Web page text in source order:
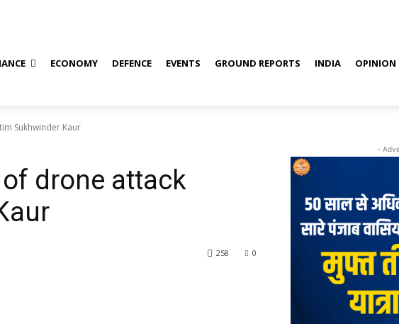
ECONOMY DEFENCE EVENTS GROUND REPORTS INDIA OPINION
Sukhwinder Kaur
drone attack
0
258
-